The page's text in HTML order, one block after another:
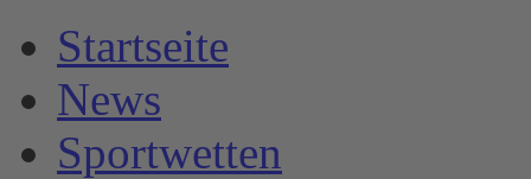
Startseite
News
Sportwetten